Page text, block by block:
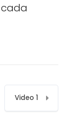
cada
Video 1